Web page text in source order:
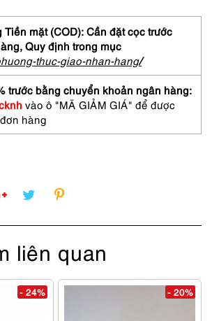
mặt (COD): Cần đặt cọc trước
Quy định trong mục
thuc-giao-nhan-hang/
trước bằng chuyển khoản ngân hàng:
vào ô "MÃ GIẢM GIÁ" để được
hàng
liên quan
- 24% - 20%